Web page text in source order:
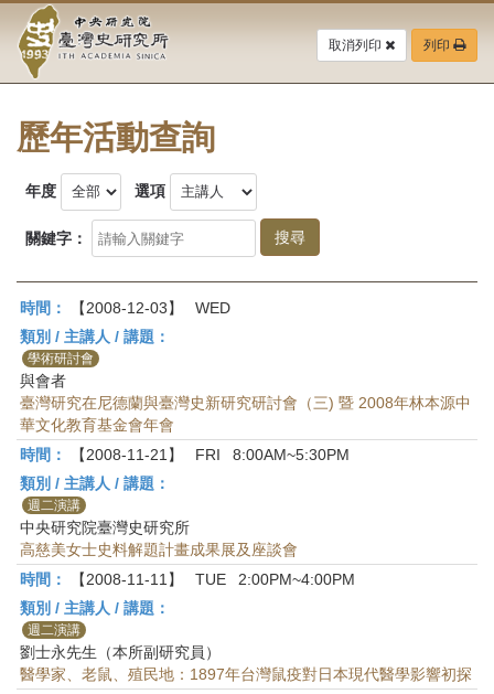
要
中
央
研
究
院-
臺
灣
史
研
究
所-
首
頁
取消列印 列印
歷年活動查詢
年度 選項
關鍵字：
時間： 【2008-12-03】
WED
類別 / 主講人 / 講題：
學術研討會
與會者
臺灣研究在尼德蘭與臺灣史新研究研討會（三) 暨 2008年林本源中
華文化教育基金會年會
時間：
【2008-11-21】 FRI
8:00AM~5:30PM
類別 / 主講人 / 講題：
週二演講
中央研究院臺灣史研究所
高慈美女士史料解題計畫成果展及座談會
時間：
【2008-11-11】 TUE
2:00PM~4:00PM
類別 / 主講人 / 講題：
週二演講
劉士永先生（本所副研究員）
醫學家、老鼠、殖民地：1897年台灣鼠疫對日本現代醫學影響初探